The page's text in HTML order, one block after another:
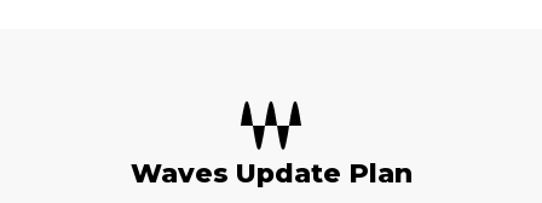
Waves Update Plan